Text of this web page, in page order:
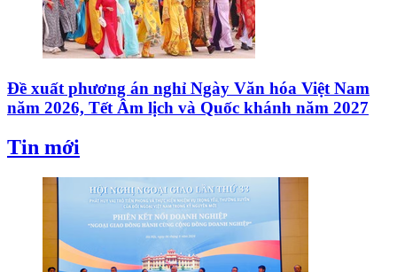
Đề xuất phương án nghỉ Ngày Văn hóa Việt Nam
năm 2026, Tết Âm lịch và Quốc khánh năm 2027
Tin mới